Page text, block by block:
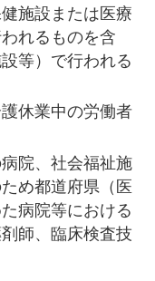
施設または医療
れるものを含
等）で行われる
休業中の労働者
院、社会福祉施
め都道府県（医
病院等における
師、臨床検査技